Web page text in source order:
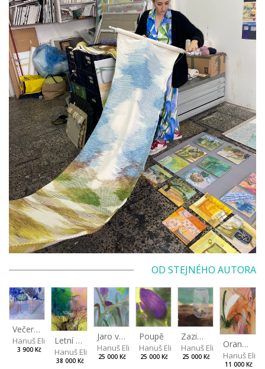
OD STEJNÉHO AUTORA
Večer v třešňovém sadu
Hanuš Eliška
3 900 Kč
Letní vzduch v zahradě
Hanuš Eliška
38 000 Kč
Jaro v mlze
Hanuš Eliška
25 000 Kč
Poupě
Hanuš Eliška
25 000 Kč
Zazimování růží
Hanuš Eliška
25 000 Kč
Oranžová v listech
Hanuš
11 000 Kč